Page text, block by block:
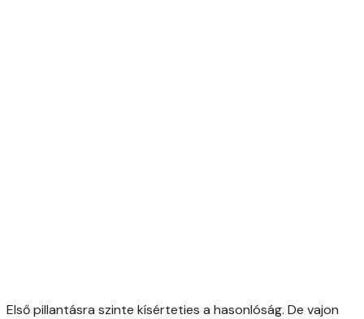
Első pillantásra szinte kísérteties a hasonlóság. De vajon